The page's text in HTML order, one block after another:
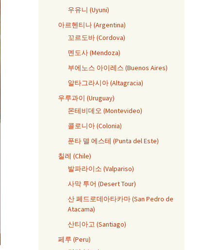
우유니 (Uyuni)
아르헨티나 (Argentina)
꼬르도바 (Cordova)
멘도사 (Mendoza)
부에노스 아이레스 (Buenos Aires)
알타그라시아 (Altagracia)
우루과이 (Uruguay)
몬테비데오 (Montevideo)
콜로니아 (Colonia)
푼타 델 에스테 (Punta del Este)
칠레 (Chile)
발파라이소 (Valpariso)
사막 투어 (Desert Tour)
산 페드로데아타카마 (San Pedro de
Atacama)
산티아고 (Santiago)
페루 (Peru)